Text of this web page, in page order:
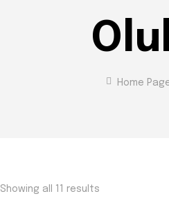
Home
Showing all 11 results